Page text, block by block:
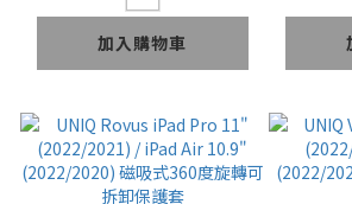
平板保護套
加入購物車
式帶